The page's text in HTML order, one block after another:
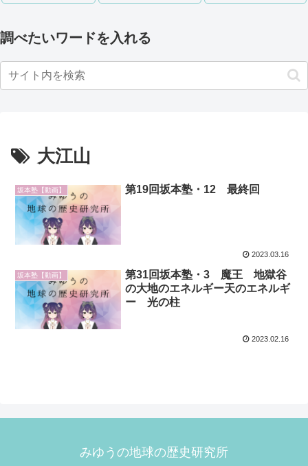
調べたいワードを入れる
大江山
坂本塾【動画】 第19回坂本塾・12 最終回
2023.03.16
坂本塾【動画】
第31回坂本塾・3 魔王 地獄谷
の大地のエネルギー天のエネルギ
ー 光の柱
2023.02.16
みゆうの地球の歴史研究所